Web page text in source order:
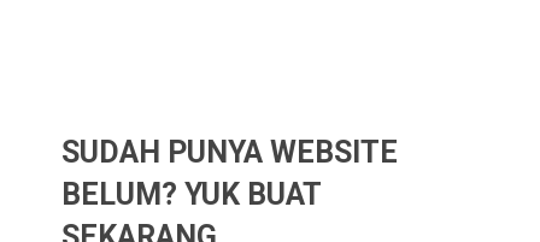
SUDAH PUNYA WEBSITE
BELUM? YUK BUAT